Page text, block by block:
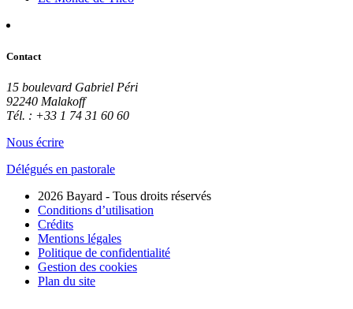
Contact
15 boulevard Gabriel Péri
92240 Malakoff
Tél. : +33 1 74 31 60 60
Nous écrire
Délégués en pastorale
2026 Bayard - Tous droits réservés
Conditions d’utilisation
Crédits
Mentions légales
Politique de confidentialité
Gestion des cookies
Plan du site